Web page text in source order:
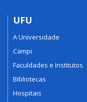
UFU
A Universidade
Campi
Faculdades e Institutos
Bibliotecas
Hospitais